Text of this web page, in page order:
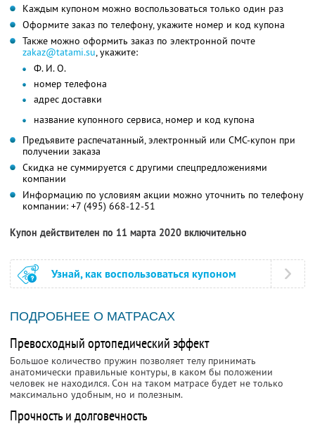
Каждым купоном можно воспользоваться только один раз
Оформите заказ по телефону, укажите номер и код купона
Также можно оформить заказ по электронной почте
zakaz@tatami.su, укажите:
Ф. И. О.
номер телефона
адрес доставки
название купонного сервиса, номер и код купона
Предъявите распечатанный, электронный или СМС-купон при
получении заказа
Скидка не суммируется с другими спецпредложениями
компании
Информацию по условиям акции можно уточнить по телефону
компании: +7 (495) 668-12-51
Купон действителен по 11 марта 2020 включительно
Узнай, как воспользоваться купоном
ПОДРОБНЕЕ О МАТРАСАХ
Превосходный ортопедический эффект
Большое количество пружин позволяет телу принимать
анатомически правильные контуры, в каком бы положении
человек не находился. Сон на таком матрасе будет не только
максимально удобным, но и полезным.
Прочность и долговечность